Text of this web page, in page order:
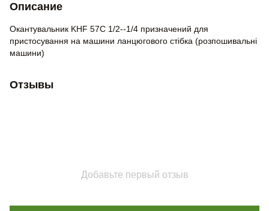
Описание
Окантувальник KHF 57С 1/2--1/4 призначений для
пристосування на машини ланцюгового стібка (розпошивальні
машини)
Отзывы
Добавьте первый отзыв